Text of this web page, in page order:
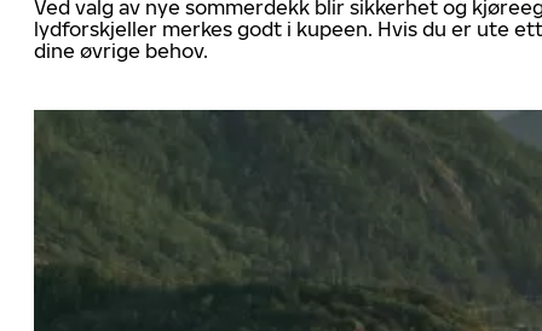
Ved valg av nye sommerdekk blir sikkerhet og
lydforskjeller merkes godt i kupeen. Hvis du er ute
dine øvrige behov.